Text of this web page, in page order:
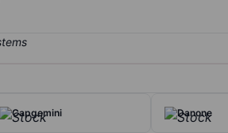
Capgemini Danone